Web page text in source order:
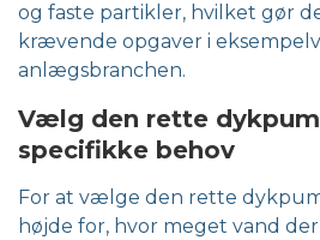
og faste partikler, hvilket gør
krævende opgaver i
anlægsbranchen.
Vælg den rette
specifikke behov
For at vælge den rette
højde for, hvor meget vand